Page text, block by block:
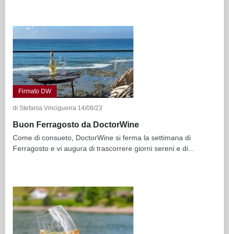
Firmato DW
di Stefania Vinciguerra 14/08/23
Buon Ferragosto da DoctorWine
Come di consueto, DoctorWine si ferma la settimana di
Ferragosto e vi augura di trascorrere giorni sereni e di...